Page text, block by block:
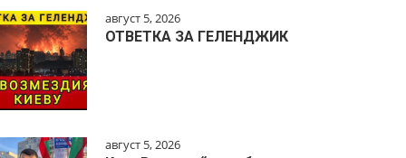
август 5, 2026
ОТВЕТКА ЗА ГЕЛЕНДЖИК
август 5, 2026